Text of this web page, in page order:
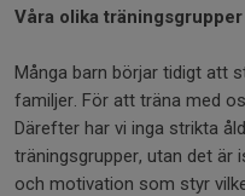
Våra olika
Många barn börjar tidigt att
familjer. För att träna med
Därefter har vi inga strikta
träningsgrupper, utan det är
och motivation som styr